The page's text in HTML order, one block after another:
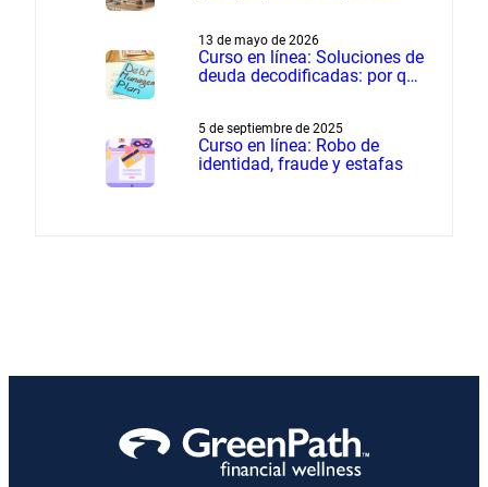
13 de mayo de 2026
Curso en línea: Soluciones de
deuda decodificadas: por qué
5 de septiembre de 2025
Curso en línea: Robo de
identidad, fraude y estafas